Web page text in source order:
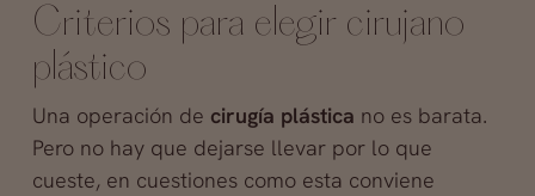
Criterios para elegir cirujano
plástico
Una operación de cirugía plástica no es barata.
Pero no hay que dejarse llevar por lo que
cueste, en cuestiones como esta conviene